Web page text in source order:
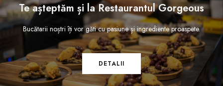
Te așteptăm și la Restaurantul Gorgeous
Bucătarii noștri îți vor găti cu pasiune și ingrediente proaspete.
DETALII